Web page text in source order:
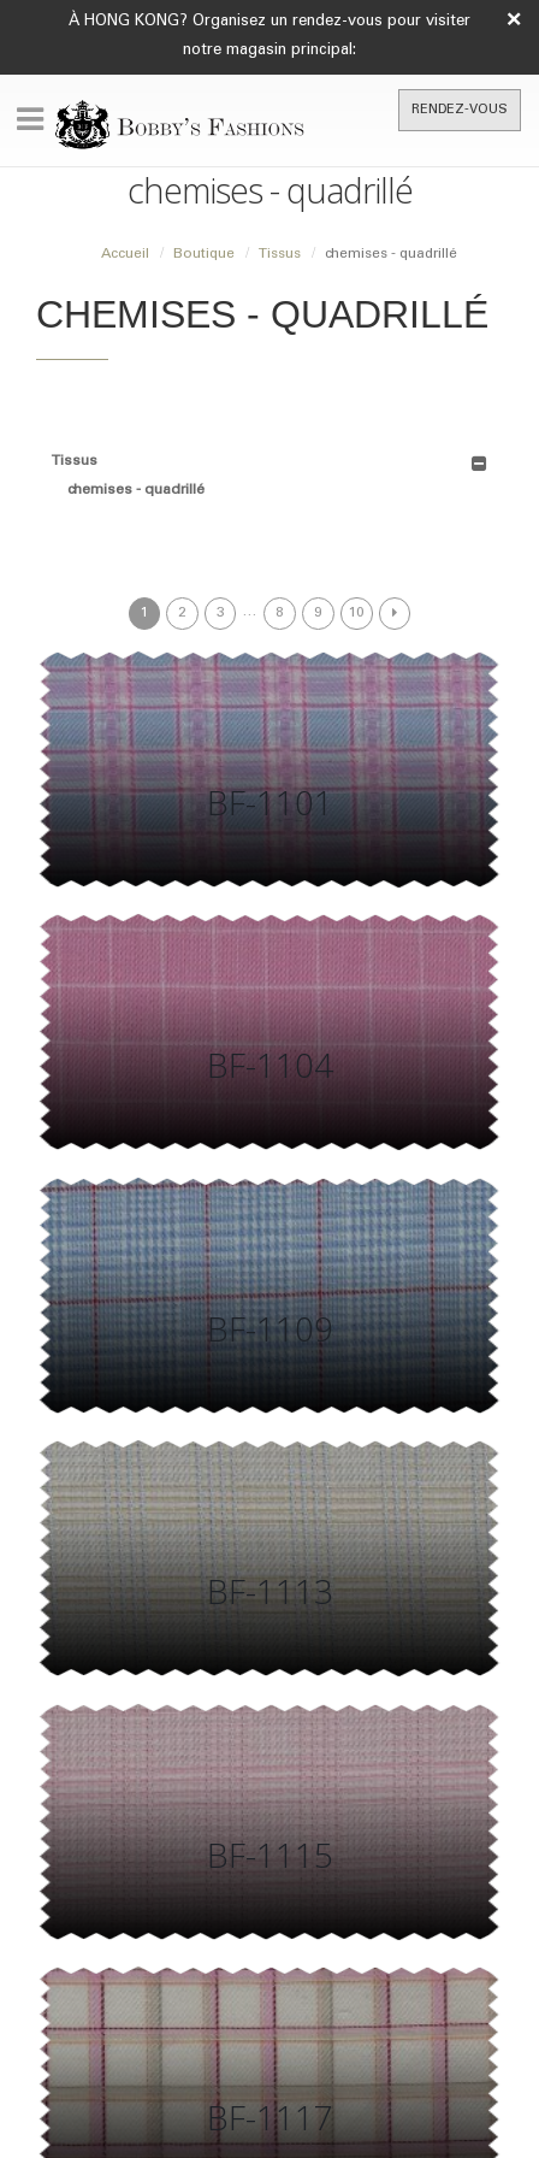
À HONG KONG? Organisez un rendez-vous pour visiter
notre magasin principal:
×
RENDEZ-VOUS
chemises - quadrillé
Accueil Boutique Tissus chemises - quadrillé
CHEMISES - QUADRILLÉ
Tissus
chemises - quadrillé
1 2 3 … 8 9 10
BF-1101
BF-1104
BF-1109
BF-1113
BF-1115
BF-1117